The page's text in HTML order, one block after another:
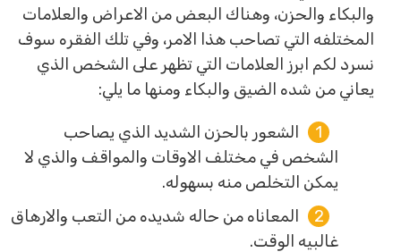
والبكاء والحزن، وهناك البعض من الاعراض والعلامات
المختلفه التي تصاحب هذا الامر، وفي تلك الفقره سوف
نسرد لكم ابرز العلامات التي تظهر على الشخص الذي
يعاني من شده الضيق والبكاء ومنها ما يلي:
الشعور بالحزن الشديد الذي يصاحب
الشخص في مختلف الاوقات والمواقف والذي لا
يمكن التخلص منه بسهوله.
المعاناه من حاله شديده من التعب والارهاق
غالبيه الوقت.